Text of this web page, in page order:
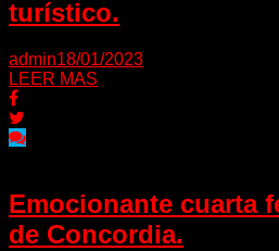
turístico.
admin18/01/2023
LEER MAS
Emocionante cuarta
de Concordia.